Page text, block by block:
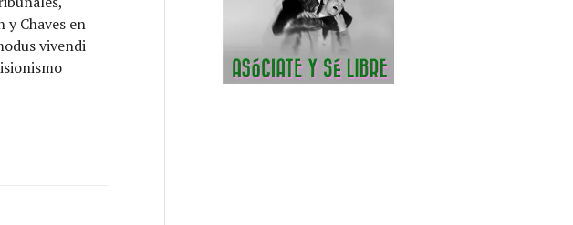
Chaves en
vivendi
por sistema – Debate Directo 22-9-2016